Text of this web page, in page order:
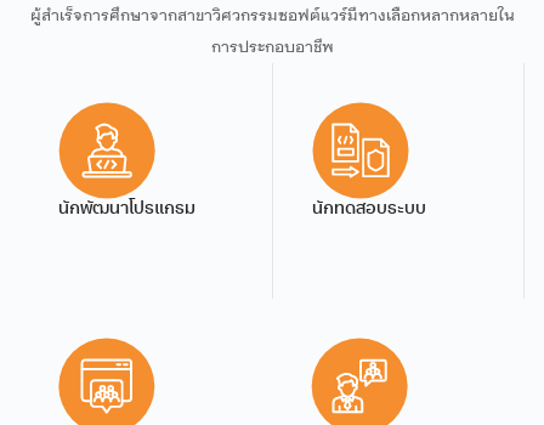
ผู้สำเร็จการศึกษาจากสาขาวิศวกรรมซอฟต์แวร์มีทางเลือกหลากหลายใน
การประกอบอาชีพ
นักพัฒนาโปรแกรม นักทดสอบระบบ
อาจารย์ ดร.วิภาวินี ไชยวิ